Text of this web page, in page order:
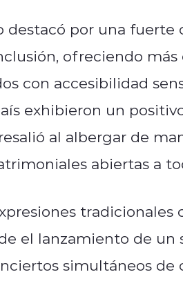
destacó por una fuerte
ofreciendo
con accesibilidad
exhibieron un
al albergar de
abiertas a
tradicionales
el lanzamiento de
simultáneos de